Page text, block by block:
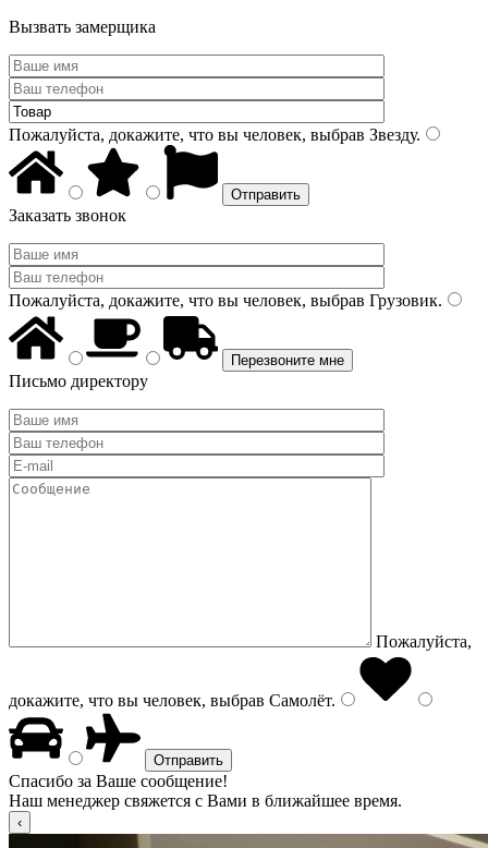
Вызвать замерщика
Пожалуйста, докажите, что вы человек, выбрав Звезду.
Заказать звонок
Пожалуйста, докажите, что вы человек, выбрав Грузовик.
Письмо директору
Пожалуйста,
докажите, что вы человек, выбрав Самолёт.
Спасибо за Ваше сообщение!
Наш менеджер свяжется с Вами в ближайшее время.